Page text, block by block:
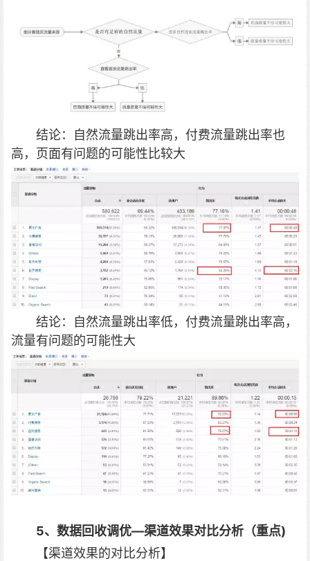
结论：自然流量跳出率高，付费流量跳出率也
高，页面有问题的可能性比较大
结论：自然流量跳出率低，付费流量跳出率高，
流量有问题的可能性大
5、数据回收调优—渠道效果对比分析（重点)
【渠道效果的对比分析】